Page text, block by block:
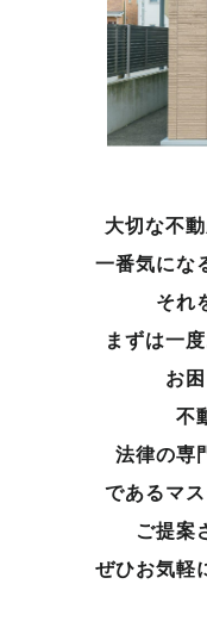
大切な不
一番気にな
それ
まずは一
お
不
法律の専
であるマス
ご提案
ぜひお気軽